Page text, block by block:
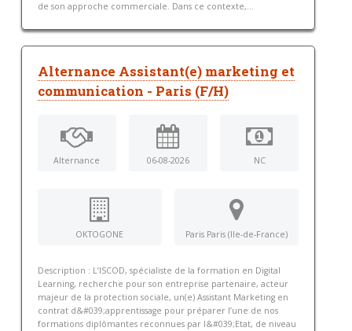
de son approche commerciale. Dans ce contexte,...
Alternance Assistant(e) marketing et
communication - Paris (F/H)
Alternance 06-08-2026 NC
OKTOGONE Paris Paris (Ile-de-France)
Description : L’ISCOD, spécialiste de la formation en Digital
Learning, recherche pour son entreprise partenaire, acteur
majeur de la protection sociale, un(e) Assistant Marketing en
contrat d&#039;apprentissage pour préparer l’une de nos
formations diplômantes reconnues par l&#039;Etat, de niveau